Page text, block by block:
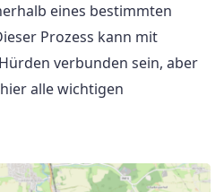
eines bestimmten
Prozess kann mit
verbunden sein, aber
alle wichtigen